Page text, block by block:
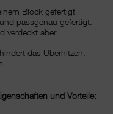
Block gefertigt
passgenau gefertigt.
verdeckt aber
das Überhitzen.
und Vorteile: